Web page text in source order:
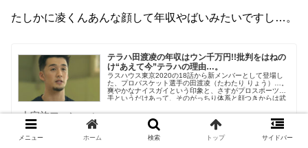
たしかに凌くんあんな顔して年収やばいみたいですし…。
テラハ田渡凌の年収はウン千万円!!批判をはねの
け“あえて今”テラハの理由…。
ラスハウス東京2020の18話から新メンバーとして登場し
た、プロバスケット選手の田渡凌（たわたり りょう）…。
爽やかなナイスガイという印象と、さすがプロスポーツ選
手というだけあって、そのがっちり体系と顔つきからは武
大家族ファン.net
メニュー ホーム 検索 トップ サイドバー